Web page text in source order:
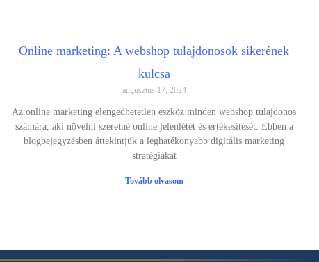
Online marketing: A webshop tulajdonosok sikerének
kulcsa
augusztus 17, 2024
Az online marketing elengedhetetlen eszköz minden webshop tulajdonos
számára, aki növelni szeretné online jelenlétét és értékesítését. Ebben a
blogbejegyzésben áttekintjük a leghatékonyabb digitális marketing
stratégiákat
Tovább olvasom